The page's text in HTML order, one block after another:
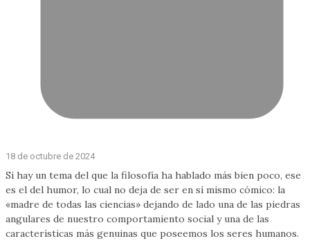
18 de octubre de 2024
Si hay un tema del que la filosofía ha hablado más bien poco, ese
es el del humor, lo cual no deja de ser en sí mismo cómico: la
«madre de todas las ciencias» dejando de lado una de las piedras
angulares de nuestro comportamiento social y una de las
características más genuinas que poseemos los seres humanos.